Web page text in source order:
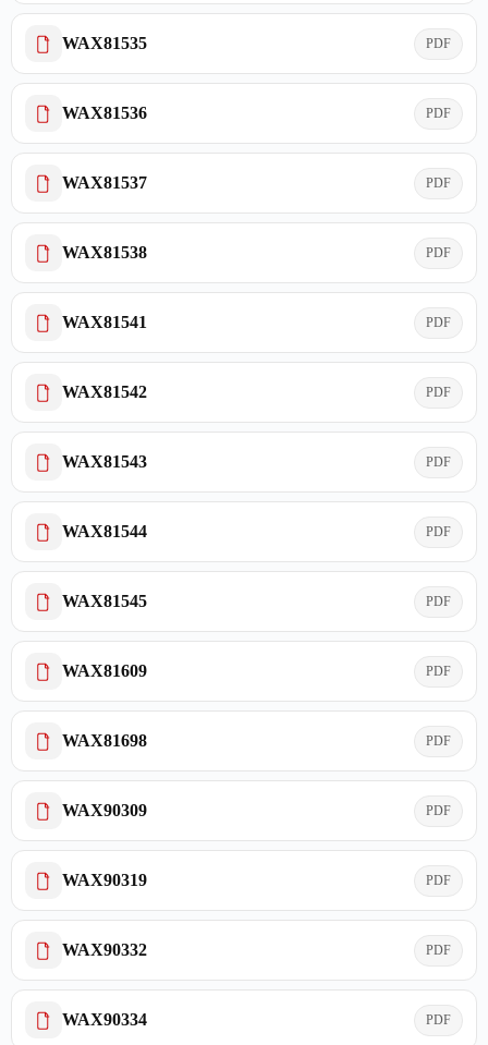
WAX81535 PDF
WAX81536 PDF
WAX81537 PDF
WAX81538 PDF
WAX81541 PDF
WAX81542 PDF
WAX81543 PDF
WAX81544 PDF
WAX81545 PDF
WAX81609 PDF
WAX81698 PDF
WAX90309 PDF
WAX90319 PDF
WAX90332 PDF
WAX90334 PDF